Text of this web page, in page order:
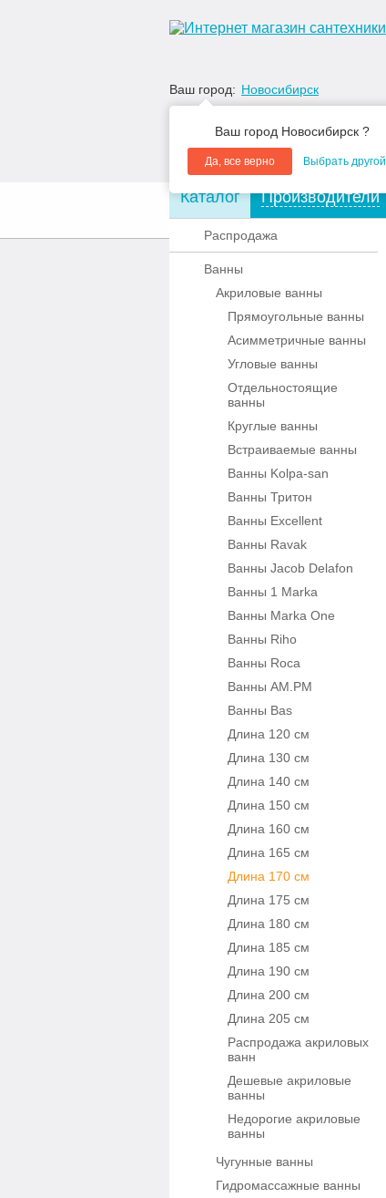
Ваш город: Новосибирск
Ваш город Новосибирск ?
Да, все верно Выбрать другой
О компании Акции
Каталог Производители
Распродажа
Ванны
Акриловые ванны
Прямоугольные ванны
Асимметричные ванны
Угловые ванны
Отдельностоящие
ванны
Круглые ванны
Встраиваемые ванны
Ванны Kolpa-san
Ванны Тритон
Ванны Excellent
Ванны Ravak
Ванны Jacob Delafon
Ванны 1 Marka
Ванны Marka One
Ванны Riho
Ванны Roca
Ванны AM.PM
Ванны Bas
Длина 120 см
Длина 130 см
Длина 140 см
Длина 150 см
Длина 160 см
Длина 165 см
Длина 170 см
Длина 175 см
Длина 180 см
Длина 185 см
Длина 190 см
Длина 200 см
Длина 205 см
Распродажа акриловых
ванн
Дешевые акриловые
ванны
Недорогие акриловые
ванны
Чугунные ванны
Гидромассажные ванны